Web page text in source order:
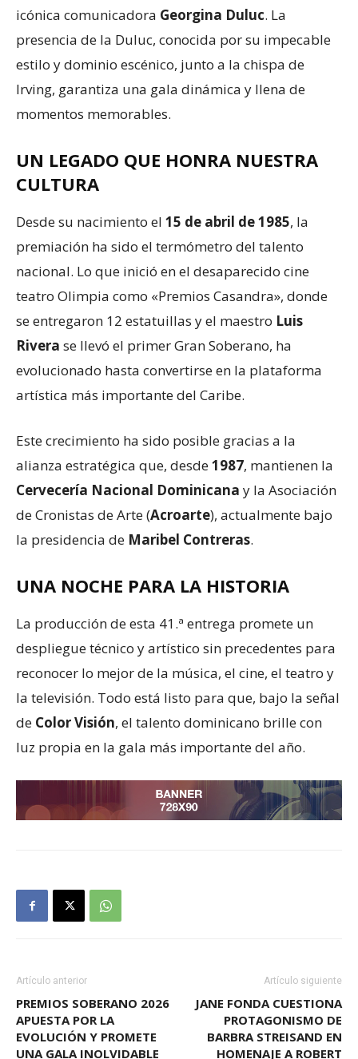
icónica comunicadora Georgina Duluc. La
presencia de la Duluc, conocida por su impecable
estilo y dominio escénico, junto a la chispa de
Irving, garantiza una gala dinámica y llena de
momentos memorables.
UN LEGADO QUE HONRA NUESTRA
CULTURA
Desde su nacimiento el 15 de abril de 1985, la
premiación ha sido el termómetro del talento
nacional. Lo que inició en el desaparecido cine
teatro Olimpia como «Premios Casandra», donde
se entregaron 12 estatuillas y el maestro Luis
Rivera se llevó el primer Gran Soberano, ha
evolucionado hasta convertirse en la plataforma
artística más importante del Caribe.
Este crecimiento ha sido posible gracias a la
alianza estratégica que, desde1987, mantienen la
Cervecería Nacional Dominicana y la Asociación
de Cronistas de Arte (Acroarte), actualmente bajo
la presidencia de Maribel Contreras.
UNA NOCHE PARA LA HISTORIA
La producción de esta 41.ª entrega promete un
despliegue técnico y artístico sin precedentes para
reconocer lo mejor de la música, el cine, el teatro y
la televisión. Todo está listo para que, bajo la señal
de Color Visión, el talento dominicano brille con
luz propia en la gala más importante del año.
Artículo anterior
PREMIOS SOBERANO 2026
APUESTA POR LA
EVOLUCIÓN Y PROMETE
UNA GALA INOLVIDABLE
Artículo siguiente
JANE FONDA CUESTIONA
PROTAGONISMO DE
BARBRA STREISAND EN
HOMENAJE A ROBERT